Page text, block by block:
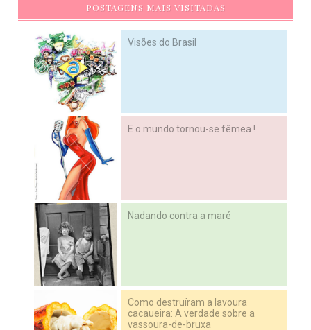
POSTAGENS MAIS VISITADAS
Visões do Brasil
E o mundo tornou-se fêmea !
Nadando contra a maré
Como destruíram a lavoura
cacaueira: A verdade sobre a
vassoura-de-bruxa